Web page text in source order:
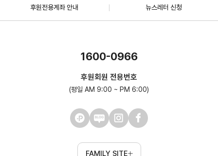
후원전용계좌 안내 뉴스레터 신청
1600-0966
후원회원 전용번호
(평일 AM 9:00 ~ PM 6:00)
FAMILY SITE